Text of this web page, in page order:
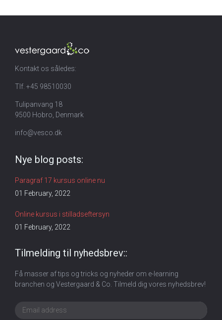
Kontakt os således:
Tlf. +45 98510030
Tulipanvang 18
9500 Hobro, Denmark
info@vesco.dk
Nye blog posts:
Paragraf 17 kursus online nu
01 February, 2022
Online kursus i stilladseftersyn
01 February, 2022
Tilmelding til nyhedsbrev::
Få masser af tips og tricks og nyheder om e-learning
branchen og Vestergaard & Co. Tilmeld dig vores nyhedsbrev!